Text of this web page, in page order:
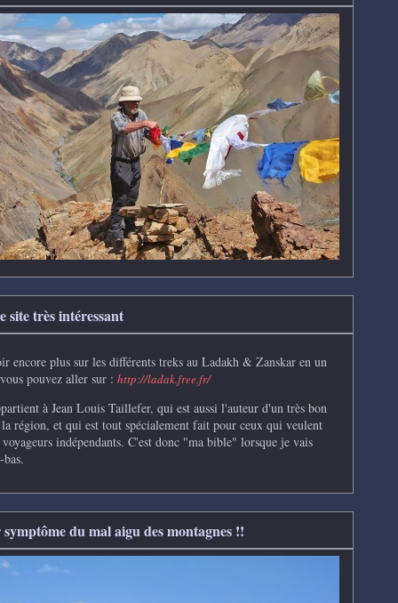
site très intéressant
encore plus sur les différents treks au Ladakh & Zanskar en un
pouvez aller sur : http://ladak.free.fr/
à Jean Louis Taillefer, qui est aussi l'auteur d'un très bon
région, et qui est tout spécialement fait pour ceux qui veulent
indépendants. C'est donc "ma bible" lorsque je vais
du mal aigu des montagnes !!